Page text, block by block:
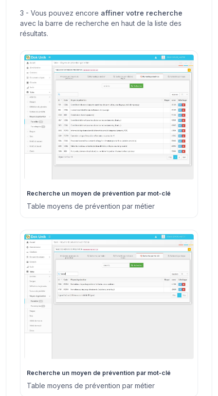
3 - Vous pouvez encore affiner votre recherche
avec la barre de recherche en haut de la liste des
résultats.
Recherche un moyen de prévention par mot-clé
Table moyens de prévention par métier
Recherche un moyen de prévention par mot-clé
Table moyens de prévention par métier